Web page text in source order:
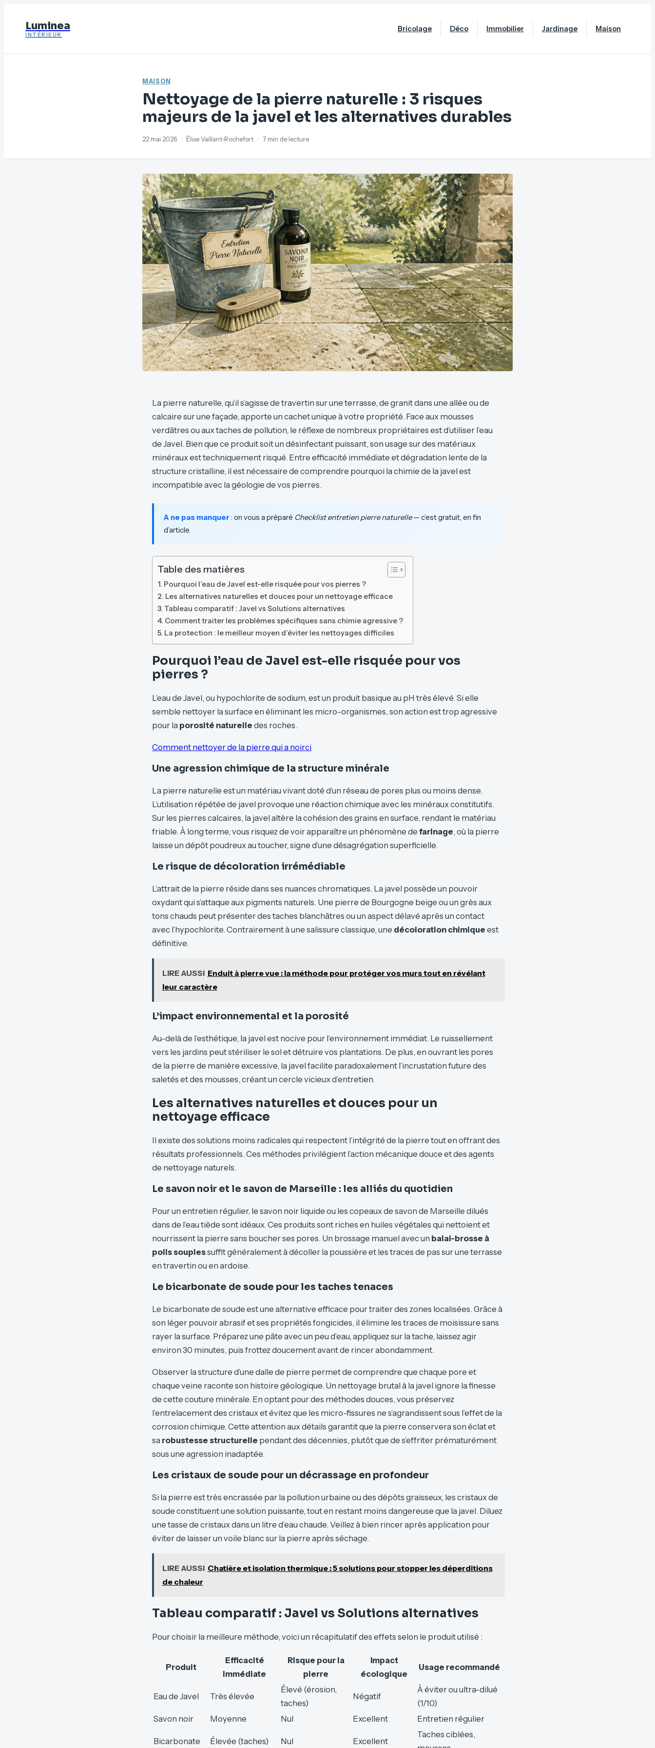
Luminea
INTÉRIEUR
Bricolage Déco Immobilier Jardinage Maison
MAISON
Nettoyage de la pierre naturelle : 3 risques
majeurs de la javel et les alternatives durables
22 mai 2026 · Élise Vaillant-Rochefort · 7 min de lecture
La pierre naturelle, qu’il s’agisse de travertin sur une terrasse, de granit dans une allée ou de
calcaire sur une façade, apporte un cachet unique à votre propriété. Face aux mousses
verdâtres ou aux taches de pollution, le réflexe de nombreux propriétaires est d’utiliser l’eau
de Javel. Bien que ce produit soit un désinfectant puissant, son usage sur des matériaux
minéraux est techniquement risqué. Entre efficacité immédiate et dégradation lente de la
structure cristalline, il est nécessaire de comprendre pourquoi la chimie de la javel est
incompatible avec la géologie de vos pierres.
A ne pas manquer : on vous a préparé Checklist entretien pierre naturelle— c’est gratuit, en fin
d’article.
Table des matières
Pourquoi l’eau de Javel est-elle risquée pour vos pierres ?
Les alternatives naturelles et douces pour un nettoyage efficace
Tableau comparatif : Javel vs Solutions alternatives
Comment traiter les problèmes spécifiques sans chimie agressive ?
La protection : le meilleur moyen d’éviter les nettoyages difficiles
Pourquoi l’eau de Javel est-elle risquée pour vos
pierres ?
L’eau de Javel, ou hypochlorite de sodium, est un produit basique au pH très élevé. Si elle
semble nettoyer la surface en éliminant les micro-organismes, son action est trop agressive
pour la porosité naturelle des roches.
Comment nettoyer de la pierre qui a noirci
Une agression chimique de la structure minérale
La pierre naturelle est un matériau vivant doté d’un réseau de pores plus ou moins dense.
L’utilisation répétée de javel provoque une réaction chimique avec les minéraux constitutifs.
Sur les pierres calcaires, la javel altère la cohésion des grains en surface, rendant le matériau
friable. À long terme, vous risquez de voir apparaître un phénomène de farinage, où la pierre
laisse un dépôt poudreux au toucher, signe d’une désagrégation superficielle.
Le risque de décoloration irrémédiable
L’attrait de la pierre réside dans ses nuances chromatiques. La javel possède un pouvoir
oxydant qui s’attaque aux pigments naturels. Une pierre de Bourgogne beige ou un grès aux
tons chauds peut présenter des taches blanchâtres ou un aspect délavé après un contact
avec l’hypochlorite. Contrairement à une salissure classique, une décoloration chimique est
définitive.
LIRE AUSSI Enduit à pierre vue : la méthode pour protéger vos murs tout en révélant
leur caractère
L’impact environnemental et la porosité
Au-delà de l’esthétique, la javel est nocive pour l’environnement immédiat. Le ruissellement
vers les jardins peut stériliser le sol et détruire vos plantations. De plus, en ouvrant les pores
de la pierre de manière excessive, la javel facilite paradoxalement l’incrustation future des
saletés et des mousses, créant un cercle vicieux d’entretien.
Les alternatives naturelles et douces pour un
nettoyage efficace
Il existe des solutions moins radicales qui respectent l’intégrité de la pierre tout en offrant des
résultats professionnels. Ces méthodes privilégient l’action mécanique douce et des agents
de nettoyage naturels.
Le savon noir et le savon de Marseille : les alliés du quotidien
Pour un entretien régulier, le savon noir liquide ou les copeaux de savon de Marseille dilués
dans de l’eau tiède sont idéaux. Ces produits sont riches en huiles végétales qui nettoient et
nourrissent la pierre sans boucher ses pores. Un brossage manuel avec un balai-brosse à
poils souplessuffit généralement à décoller la poussière et les traces de pas sur une terrasse
en travertin ou en ardoise.
Le bicarbonate de soude pour les taches tenaces
Le bicarbonate de soude est une alternative efficace pour traiter des zones localisées. Grâce à
son léger pouvoir abrasif et ses propriétés fongicides, il élimine les traces de moisissure sans
rayer la surface. Préparez une pâte avec un peu d’eau, appliquez sur la tache, laissez agir
environ 30 minutes, puis frottez doucement avant de rincer abondamment.
Observer la structure d’une dalle de pierre permet de comprendre que chaque pore et
chaque veine raconte son histoire géologique. Un nettoyage brutal à la javel ignore la finesse
de cette couture minérale. En optant pour des méthodes douces, vous préservez
l’entrelacement des cristaux et évitez que les micro-fissures ne s’agrandissent sous l’effet de la
corrosion chimique. Cette attention aux détails garantit que la pierre conservera son éclat et
sa robustesse structurelle pendant des décennies, plutôt que de s’effriter prématurément
sous une agression inadaptée.
Les cristaux de soude pour un décrassage en profondeur
Si la pierre est très encrassée par la pollution urbaine ou des dépôts graisseux, les cristaux de
soude constituent une solution puissante, tout en restant moins dangereuse que la javel. Diluez
une tasse de cristaux dans un litre d’eau chaude. Veillez à bien rincer après application pour
éviter de laisser un voile blanc sur la pierre après séchage.
LIRE AUSSI Chatière et isolation thermique : 5 solutions pour stopper les déperditions
de chaleur
Tableau comparatif : Javel vs Solutions alternatives
Pour choisir la meilleure méthode, voici un récapitulatif des effets selon le produit utilisé :
Produit
Efficacité
immédiate
Risque pour la
pierre
Impact
écologique
Usage recommandé
Eau de Javel Très élevée
Élevé (érosion,
taches)
Négatif
À éviter ou ultra-dilué
(1/10)
Savon noir
Moyenne Nul Excellent Entretien régulier
Bicarbonate Élevée (taches) Nul Excellent
Taches ciblées,